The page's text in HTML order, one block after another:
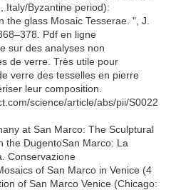
Italy/Byzantine period):
the glass Mosaic Tesserae. ", J.
Pdf en ligne
sur des analyses non
de verre. Très utile pour
verre des tesselles en pierre
leur composition.
science/article/abs/pii/S0022
at San Marco: The Sculptural
the DugentoSan Marco: La
Conservazione
of San Marco in Venice (4
of San Marco Venice (Chicago: